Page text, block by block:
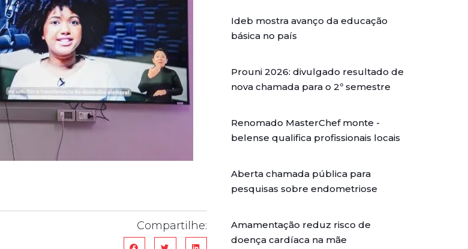
Compartilhe:
Ideb mostra avanço da educação
básica no país
Prouni 2026: divulgado resultado de
nova chamada para o 2º semestre
Renomado MasterChef monte -
belense qualifica profissionais locais
Aberta chamada pública para
pesquisas sobre endometriose
Amamentação reduz risco de
doença cardíaca na mãe